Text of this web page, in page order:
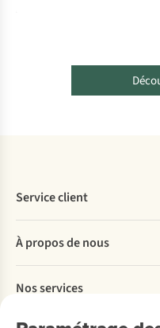
Service client
Commander
Payer
Livraison
À propos de nous
Explore More
Nos services
Location / Location sports